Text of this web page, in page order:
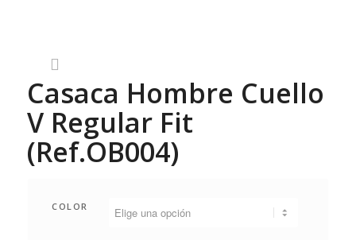
Casaca Hombre Cuello
V Regular Fit
(Ref.OB004)
COLOR